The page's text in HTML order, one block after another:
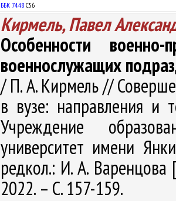
ББК 74.48 С56
Кирмель, Павел
Особенности военно-
военнослужащих
/ П. А. Кирмель //
в вузе: направления и
Учреждение
университет имени
редкол.: И. А.
2022. – С. 157-159.